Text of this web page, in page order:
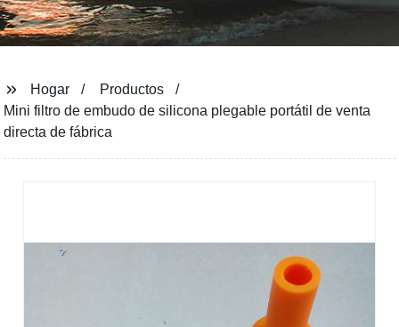
Hogar
Productos
Mini filtro de embudo de silicona plegable portátil de venta
directa de fábrica